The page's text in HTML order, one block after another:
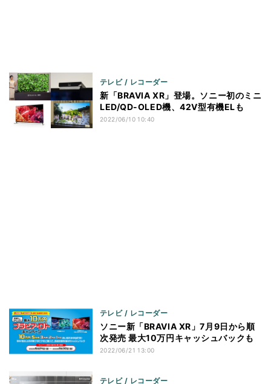
テレビ / レコーダー
新「BRAVIA XR」登場。ソニー初のミニ
LED/QD-OLED機、42V型有機ELも
2022/06/10 10:40
テレビ / レコーダー
ソニー新「BRAVIA XR」7月9日から順
次発売 最大10万円キャッシュバックも
2022/06/21 13:00
テレビ / レコーダー